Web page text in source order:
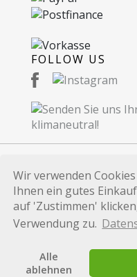
Wir verwenden
Ihnen ein gutes
auf 'Zustimmen'
Verwendung zu.
Alle
ablehnen
FOLLOW US
© 2026
Alle auf dieser
eingetragene